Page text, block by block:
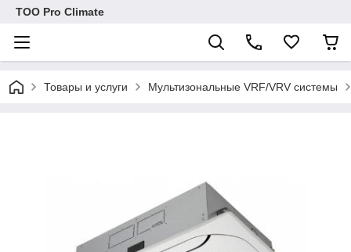
ТОО Pro Climate
Товары и услуги Мультизональные VRF/VRV системы